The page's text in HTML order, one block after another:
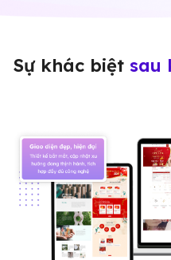
Sự khác biệt sau